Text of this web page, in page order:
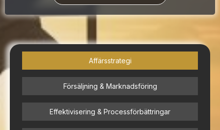
Affärsstrategi
Försäljning & Marknadsföring
Effektivisering & Processförbättringar